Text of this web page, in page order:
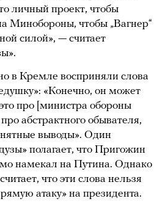
личный проект, чтобы
Минобороны, чтобы „Вагнер“
силой», — считает
в Кремле восприняли слова
«Конечно, он может
про [министра обороны
абстрактного обывателя,
выводы». Один
полагает, что Пригожин
намекал на Путина. Однако
что эти слова нельзя
атаку» на президента.